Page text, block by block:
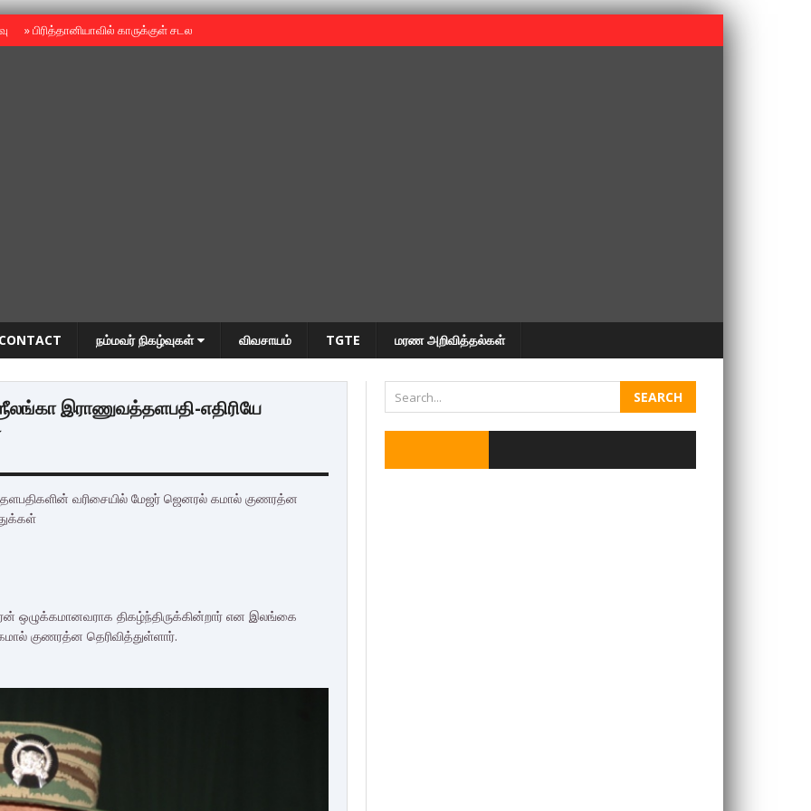
»பிரித்தானியாவில் காருக்குள் சடலம் -தமிழருடையதா ?
CONTACT நம்மவர் நிகழ்வுகள் விவசாயம் TGTE மரண அறிவித்தல்கள்
இராணுவத்தளபதி-எதிரியே
வரிசையில் மேஜர் ஜெனரல் கமால் குணரத்ன
ஒழுக்கமானவராக திகழ்ந்திருக்கின்றார் என இலங்கை
குணரத்ன தெரிவித்துள்ளார்.